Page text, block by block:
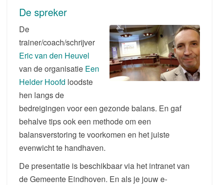
De spreker
De
trainer/coach/schrijver
Eric van den Heuvel
van de organisatie Een
Helder Hoofd loodste
hen langs de
bedreigingen voor een gezonde balans. En gaf
behalve tips ook een methode om een
balansverstoring te voorkomen en het juiste
evenwicht te handhaven.
De presentatie is beschikbaar via het intranet van
de Gemeente Eindhoven. En als je jouw e-